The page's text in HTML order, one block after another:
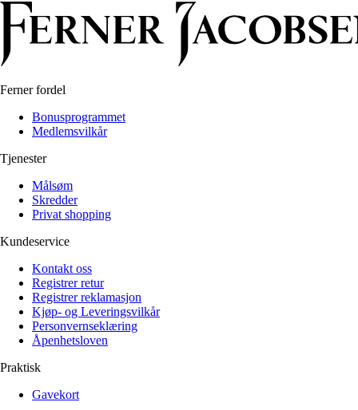
Ferner fordel
Bonusprogrammet
Medlemsvilkår
Tjenester
Målsøm
Skredder
Privat shopping
Kundeservice
Kontakt oss
Registrer retur
Registrer reklamasjon
Kjøp- og Leveringsvilkår
Personvernseklæring
Åpenhetsloven
Praktisk
Gavekort